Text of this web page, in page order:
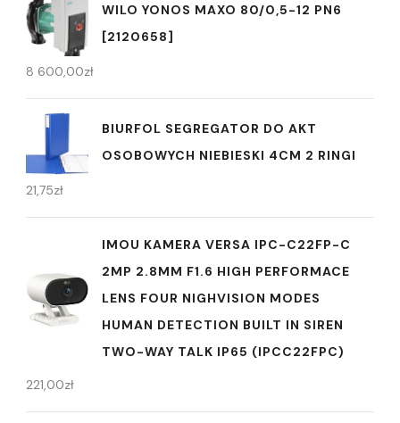
WILO YONOS MAXO 80/0,5-12 PN6
[2120658]
8 600,00zł
BIURFOL SEGREGATOR DO AKT
OSOBOWYCH NIEBIESKI 4CM 2 RINGI
21,75zł
IMOU KAMERA VERSA IPC-C22FP-C
2MP 2.8MM F1.6 HIGH PERFORMACE
LENS FOUR NIGHVISION MODES
HUMAN DETECTION BUILT IN SIREN
TWO-WAY TALK IP65 (IPCC22FPC)
221,00zł